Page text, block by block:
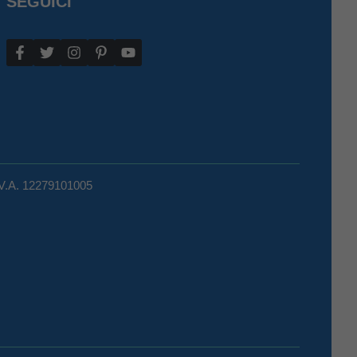
12279101005